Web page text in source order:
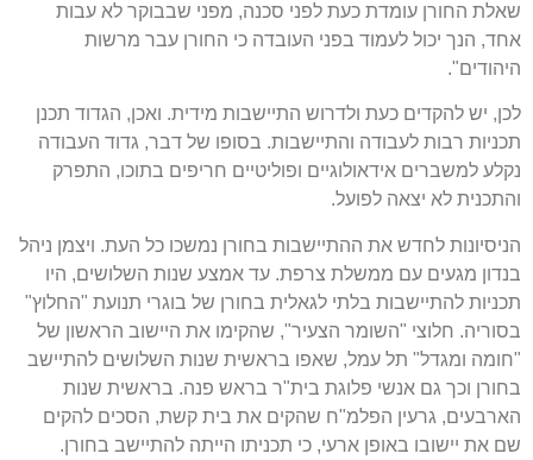
שאלת החורן עומדת כעת לפני סכנה, מפני שבבוקר לא עבות
אחד, הנך יכול לעמוד בפני העובדה כי החורן עבר מרשות
היהודים".
לכן, יש להקדים כעת ולדרוש התיישבות מידית. ואכן, הגדוד תכנן
תכניות רבות לעבודה והתיישבות. בסופו של דבר, גדוד העבודה
נקלע למשברים אידאולוגיים ופוליטיים חריפים בתוכו, התפרק
והתכנית לא יצאה לפועל.
הניסיונות לחדש את ההתיישבות בחורן נמשכו כל העת. ויצמן ניהל
בנדון מגעים עם ממשלת צרפת. עד אמצע שנות השלושים, היו
תכניות להתיישבות בלתי לגאלית בחורן של בוגרי תנועת "החלוץ"
בסוריה. חלוצי "השומר הצעיר", שהקימו את היישוב הראשון של
"חומה ומגדל" תל עמל, שאפו בראשית שנות השלושים להתיישב
בחורן וכך גם אנשי פלוגת בית"ר בראש פנה. בראשית שנות
הארבעים, גרעין הפלמ"ח שהקים את בית קשת, הסכים להקים
שם את יישובו באופן ארעי, כי תכניתו הייתה להתיישב בחורן.